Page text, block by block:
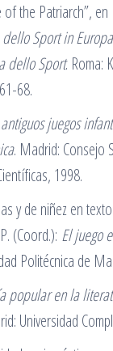
the Patriarch”, en
Sport in
dello Sport. Roma:
68.
juegos
. Madrid: Consejo
1998.
y de niñez en
(Coord.): El juego
Politécnica de
popular en la
Universidad